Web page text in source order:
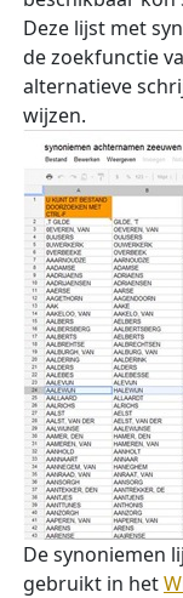
Deze lijst met
de zoekfunctie
alternatieve
wijzen.
De synoniemen
gebruikt in het